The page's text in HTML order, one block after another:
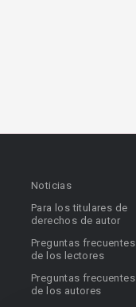
Noticias
Para los titulares de
derechos de autor
Preguntas frecuentes
de los lectores
Preguntas frecuentes
de los autores